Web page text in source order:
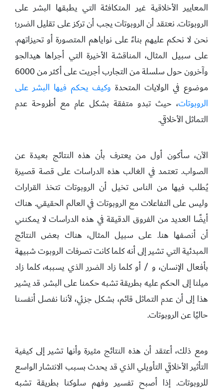
المعايير الأخلاقية غير المتكافئة التي يطبقها البشر على
الروبوتات. نعتقد أن الروبوتات يجب أن تركز على تقليل الضرر؛
نحن لا نحكم عليهم بناءً على نواياهم المتصورة أو تحيزاتهم.
على سبيل المثال، المناقشة الأخيرة التي أجراها هيدالجو
وآخرون حول سلسلة من التجارب أجريت على أكثر من 6000
موضوع في الولايات المتحدة وكيف يحكم فيها البشر على
الروبوتات، حيث تبدو متفقة بشكل عام مع أطروحة عدم
التماثل الأخلاقي.
الآن، سأكون أول من يعترف بأن هذه النتائج بعيدة عن
الصواب. تعتمد في الغالب هذه الدراسات على قصة قصيرة
يُطلب فيها من الناس تخيل أن الروبوتات تتخذ القرارات
وليس على التفاعلات مع الروبوتات في العالم الحقيقي. هناك
أيضًا العديد من الفروق الدقيقة في هذه الدراسات لا يمكنني
أن أنصفها هنا. على سبيل المثال، هناك بعض النتائج
المبدئية التي تشير إلى أنه كلما كانت تصرفات الروبوت شبيهة
بأفعال الإنسان، و / أو كلما زاد الضرر الذي يسببه، كلما زاد
ميلنا إلى الحكم عليه بطريقة تشبه حكمنا على البشر. قد يشير
هذا إلى أن عدم التماثل قائم، بشكل جزئي، لأننا نفصل أنفسنا
حاليًا عن الروبوتات.
ومع ذلك، أعتقد أن هذه النتائج مثيرة وأنها تشير إلى كيفية
التأثير الأخلاقي التأويلي الذي قد يحدث بسبب الانتشار الواسع
للروبوتات. إذا أصبح تفسير وفهم سلوكنا بطريقة تشبه